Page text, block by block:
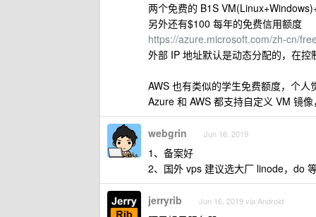
两个免费的 B1S
另外还有$100 每年的免费信用额度
https://azure.microsoft.com/zh-cn/
外部 IP 地址默认是动态分配的，在
AWS 也有类似的学生免费额度，个
Azure 和 AWS 都支持自定义 VM 镜
webgrin Jun 16, 2019
1、备案好
2、国外 vps 建议选大厂 linode，do
jerryrib Jun 16, 2019 via Android